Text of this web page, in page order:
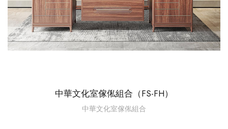
中華文化室傢俬組合（FS-FH）
中華文化室傢俬組合